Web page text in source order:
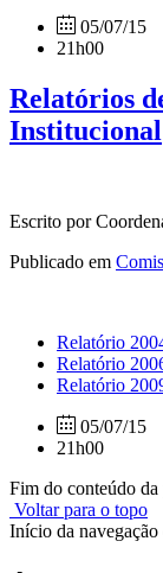
05/07/15
21h00
Relatórios
Institucional
Escrito por
Publicado em
Relatório
Relatório
Relatório
05/07/15
21h00
Fim do conteúdo da
Voltar para o topo
Início da navegação